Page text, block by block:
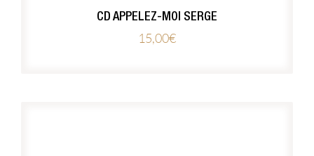
CD APPELEZ-MOI SERGE
15,00€